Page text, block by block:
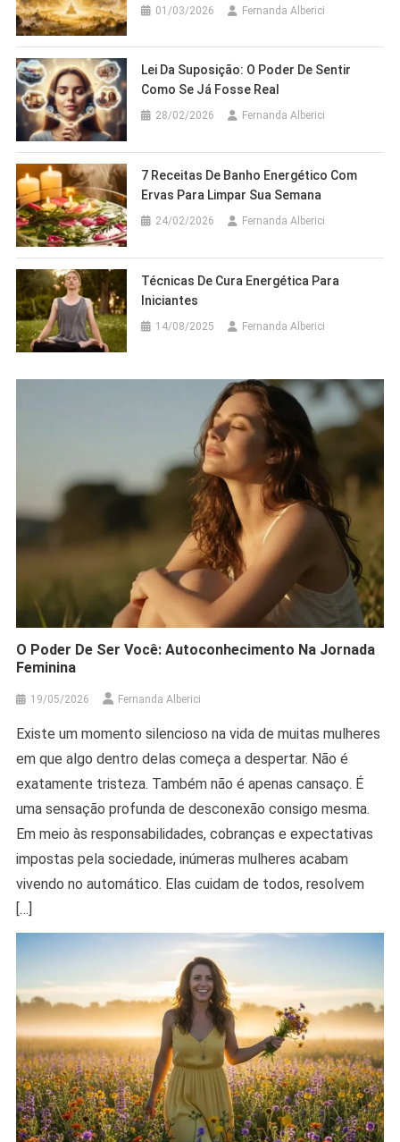
01/03/2026 Fernanda Alberici
Lei Da Suposição: O Poder De Sentir
Como Se Já Fosse Real
28/02/2026 Fernanda Alberici
7 Receitas De Banho Energético Com
Ervas Para Limpar Sua Semana
24/02/2026 Fernanda Alberici
Técnicas De Cura Energética Para
Iniciantes
14/08/2025 Fernanda Alberici
O Poder De Ser Você: Autoconhecimento Na Jornada
Feminina
19/05/2026 Fernanda Alberici
Existe um momento silencioso na vida de muitas mulheres
em que algo dentro delas começa a despertar. Não é
exatamente tristeza. Também não é apenas cansaço. É
uma sensação profunda de desconexão consigo mesma.
Em meio às responsabilidades, cobranças e expectativas
impostas pela sociedade, inúmeras mulheres acabam
vivendo no automático. Elas cuidam de todos, resolvem
[…]